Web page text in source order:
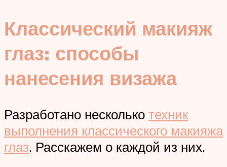
Классический макияж
глаз: способы
нанесения визажа
Разработано несколько техник
выполнения классического макияжа
глаз. Расскажем о каждой из них.